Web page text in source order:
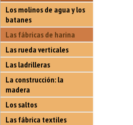
Los molinos de agua y los
batanes
Las fábricas de harina
Las rueda verticales
Las ladrilleras
La construcción: la
madera
Los saltos
Las fábrica textiles